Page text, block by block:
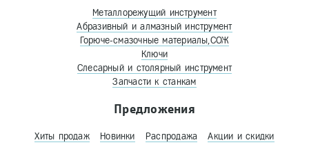
Металлорежущий инструмент
Абразивный и алмазный инструмент
Горюче-смазочные материалы,СОЖ
Ключи
Слесарный и столярный инструмент
Запчасти к станкам
Предложения
Хиты продаж Новинки Распродажа Акции и скидки